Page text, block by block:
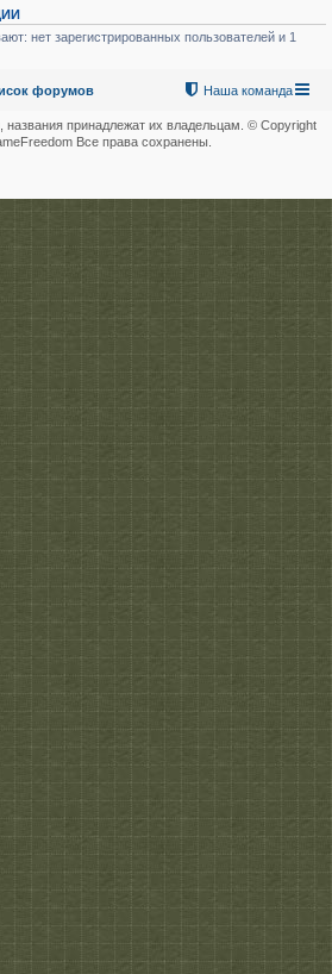
нет зарегистрированных пользователей и 1
форумов Наша команда
названия принадлежат их владельцам. © Copyright
Все права сохранены.